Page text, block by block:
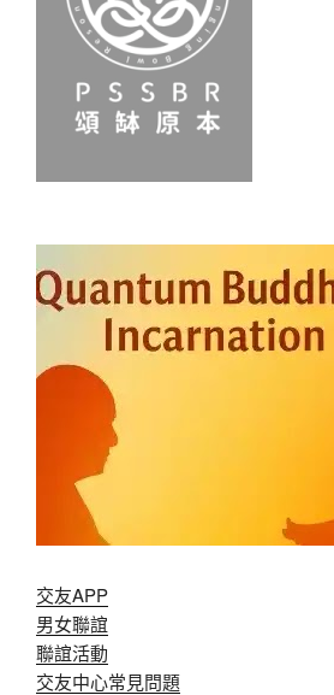
交友APP
男女聯誼
聯誼活動
交友中心常見問題